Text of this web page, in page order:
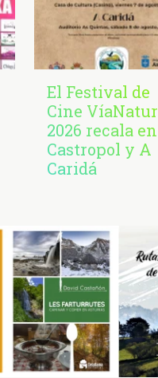
El Festival de
Cine VíaNatur
2026 recala en
Castropol y A
Caridá